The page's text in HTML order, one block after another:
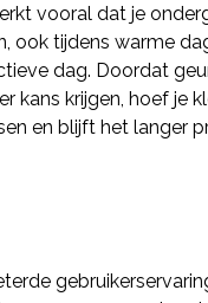
vooral dat je
ook tijdens warme
dag. Doordat
kans krijgen, hoef je
en blijft het langer